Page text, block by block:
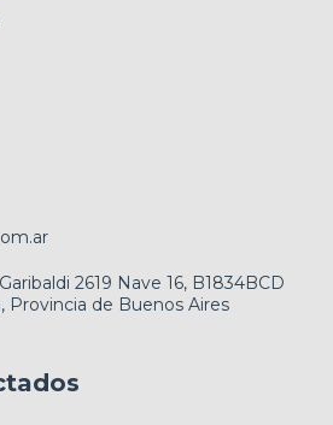
2619 Nave 16, B1834BCD
Provincia de Buenos Aires